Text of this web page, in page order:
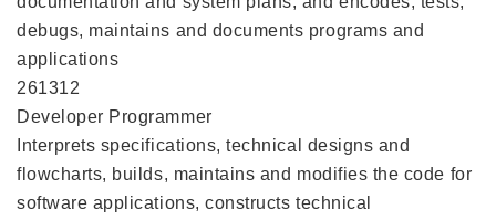
debugs, maintains and documents programs and
applications
261312
Developer Programmer
Interprets specifications, technical designs and
flowcharts, builds, maintains and modifies the code for
software applications, constructs technical